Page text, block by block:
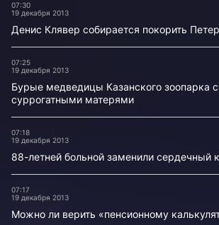
07:30
19 декабря 2013
Денис Клявер собирается покорить
07:25
19 декабря 2013
Бурые медведицы Казанского зоопарка
суррогатными матерями
07:18
19 декабря 2013
88-летней больной заменили сердечный
07:17
19 декабря 2013
Можно ли верить «пенсионному